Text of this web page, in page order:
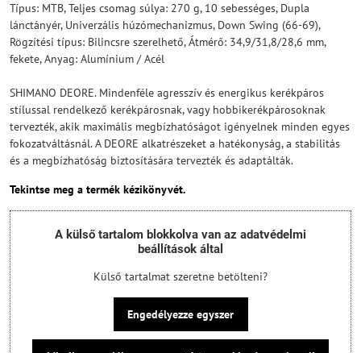
Típus: MTB, Teljes csomag súlya: 270 g, 10 sebességes, Dupla
lánctányér, Univerzális húzómechanizmus, Down Swing (66-69),
Rögzítési típus: Bilincsre szerelhető, Átmérő: 34,9/31,8/28,6 mm,
fekete, Anyag: Alumínium / Acél
SHIMANO DEORE. Mindenféle agresszív és energikus kerékpáros
stílussal rendelkező kerékpárosnak, vagy hobbikerékpárosoknak
tervezték, akik maximális megbízhatóságot igényelnek minden egyes
fokozatváltásnál. A DEORE alkatrészeket a hatékonyság, a stabilitás
és a megbízhatóság biztosítására tervezték és adaptálták.
Tekintse meg a termék kézikönyvét.
A külső tartalom blokkolva van az adatvédelmi
beállítások által
Külső tartalmat szeretne betölteni?
Engedélyezze egyszer